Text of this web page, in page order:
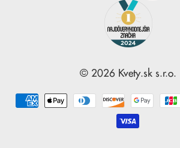
© 2026 Kvety.sks.r.o.